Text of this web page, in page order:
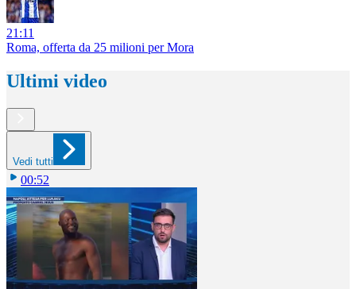
21:11
Roma, offerta da 25 milioni per Mora
Ultimi video
Vedi tutti
00:52